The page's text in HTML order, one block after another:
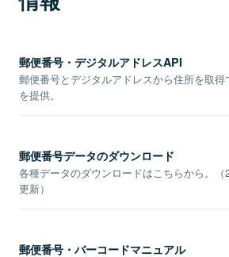
郵便番号・デジタルアドレスAPI
郵便番号とデジタルアドレスから住所を取得
を提供。
郵便番号データのダウンロード
各種データのダウンロードはこちらから。（
更新）
郵便番号・バーコードマニュアル